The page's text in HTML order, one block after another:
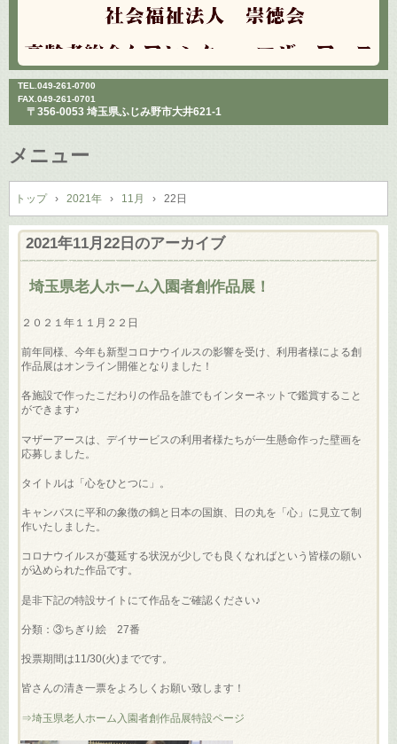
TEL. 049-261-0700
FAX.049-261-0701
〒356-0053 埼玉県ふじみ野市大井621-1
メニュー
コ
ン
テ
ン
トップ › 2021年 › 11月 › 22日
2021年11月22日 のアーカイブ
埼玉県老人ホーム入園者創作品展！
２０２１年１１月２２日
前年同様、今年も新型コロナウイルスの影響を受け、利用者様による創
作品展はオンライン開催となりました！
各施設で作ったこだわりの作品を誰でもインターネットで鑑賞すること
ができます♪
マザーアースは、デイサービスの利用者様たちが一生懸命作った壁画を
応募しました。
タイトルは「心をひとつに」。
キャンバスに平和の象徴の鶴と日本の国旗、日の丸を「心」に見立て制
作いたしました。
コロナウイルスが蔓延する状況が少しでも良くなればという皆様の願い
が込められた作品です。
是非下記の特設サイトにて作品をご確認ください♪
分類：③ちぎり絵 27番
投票期間は11/30(火)までです。
皆さんの清き一票をよろしくお願い致します！
⇒埼玉県老人ホーム入園者創作品展特設ページ